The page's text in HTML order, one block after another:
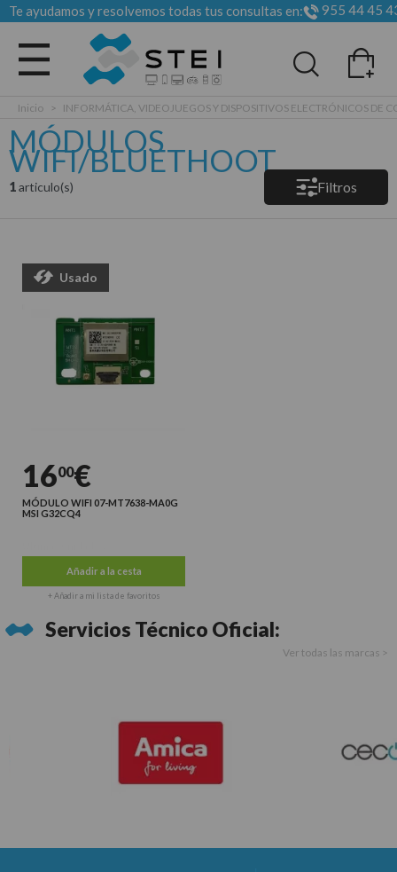
Te ayudamos y resolvemos todas tus consultas en: 955 44 45
Todas las categorias
Inicio > INFORMÁTICA, VIDEOJUEGOS Y DISPOSITIVOS ELECTRÓNICOS DE
MÓDULOS
WIFI/BLUETHOOT
1articulo(s) Filtros
Usado
1600€
MÓDULO WIFI 07-MT7638-MA0G
MSI G32CQ4
Añadir a la cesta
+ Añadir a mi lista de favoritos
Servicios Técnico Oficial:
Ver todas las marcas >